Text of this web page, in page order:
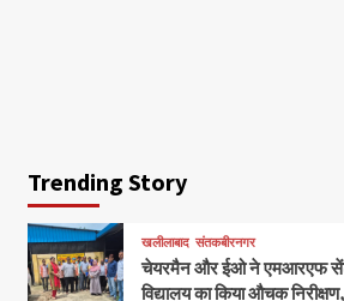
Trending Story
खलीलाबाद संतकबीरनगर
चेयरमैन और ईओ ने एमआरएफ
विद्यालय का किया औचक